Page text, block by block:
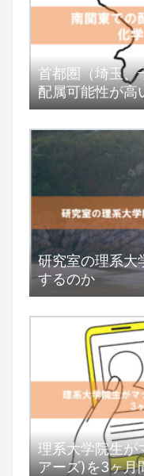
首都圏（埼玉、
配属可能性が高
研究室の理系大
するのか
理系大学院生が
アーズ)を3ヶ月